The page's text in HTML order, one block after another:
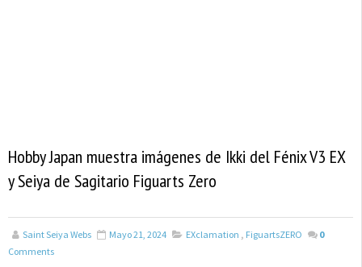
Hobby Japan muestra imágenes de Ikki del Fénix V3 EX
y Seiya de Sagitario Figuarts Zero
Saint Seiya Webs Mayo 21, 2024 EXclamation , FiguartsZERO
0
Comments